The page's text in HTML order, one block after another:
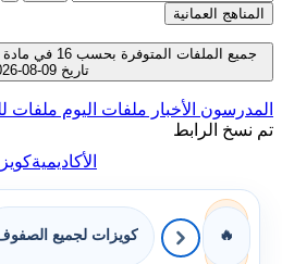
المناهج العمانية
جميع الملفات
تاريخ 09-08-2026
المدرسون الأخبار ملفات اليوم ملفات
تم نسخ الرابط
الأكاديمية
🔥 كويزات لجميع